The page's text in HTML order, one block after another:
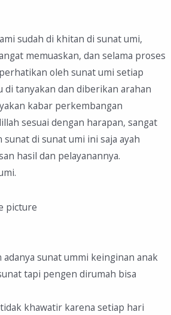
sudah di khitan di sunat umi,
memuaskan, dan selama proses
oleh sunat umi setiap
di tanyakan dan diberikan arahan
kabar perkembangan
sesuai dengan harapan, sangat
di sunat umi ini saja ayah
hasil dan pelayanannya.
sunat ummi keinginan anak
tapi pengen dirumah bisa
khawatir karena setiap hari